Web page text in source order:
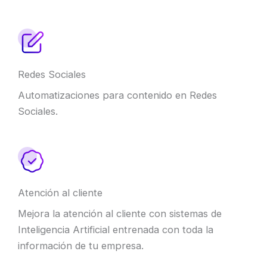
Redes Sociales
Automatizaciones para contenido en Redes
Sociales.
Atención al cliente
Mejora la atención al cliente con sistemas de
Inteligencia Artificial entrenada con toda la
información de tu empresa.